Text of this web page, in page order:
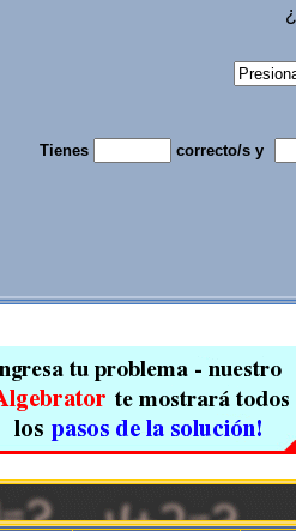
Tienes correcto/s y